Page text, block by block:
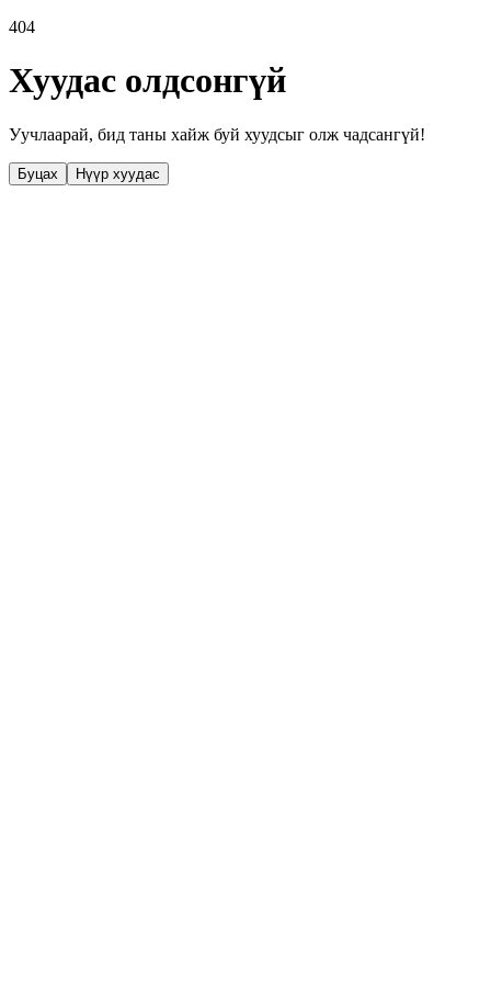
404
Хуудас олдсонгүй
Уучлаарай, бид таны хайж буй хуудсыг олж чадсангүй!
Буцах Нүүр хуудас